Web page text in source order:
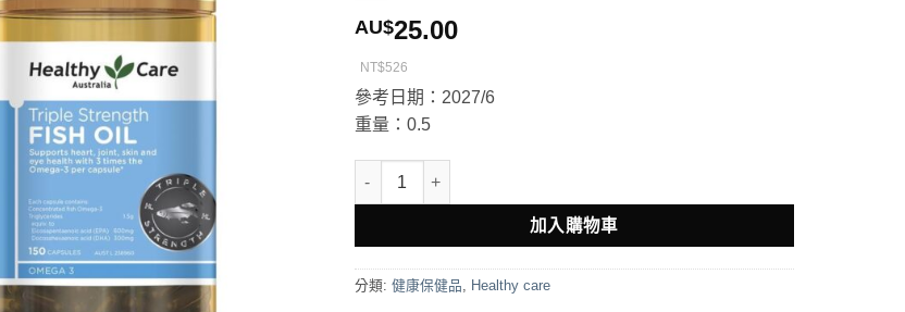
AU$25.00
NT$526
參考日期：2027/6
重量：0.5
Healthy Care 三倍魚油 150粒 數量
加入購物車
分類: 健康保健品, Healthy care